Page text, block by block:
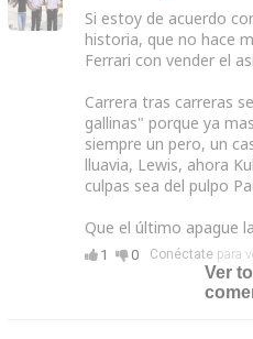
Si estoy de acuerdo
historia, que no hace
Ferrari con vender el
Carrera tras carreras
gallinas" porque ya
siempre un pero, un
lluavia, Lewis, ahora
culpas sea del pulpo
Que el último apague
1 0 Conéctatepara
Ver